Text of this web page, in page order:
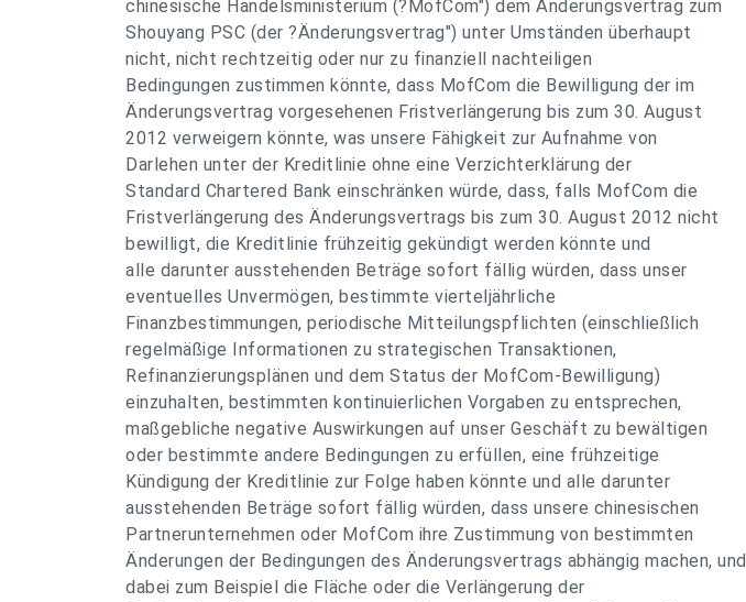
chinesische Handelsministerium (?MofCom") dem Änderungsvertrag zum
Shouyang PSC (der ?Änderungsvertrag") unter Umständen überhaupt
nicht, nicht rechtzeitig oder nur zu finanziell nachteiligen
Bedingungen zustimmen könnte, dass MofCom die Bewilligung der im
Änderungsvertrag vorgesehenen Fristverlängerung bis zum 30. August
2012 verweigern könnte, was unsere Fähigkeit zur Aufnahme von
Darlehen unter der Kreditlinie ohne eine Verzichterklärung der
Standard Chartered Bank einschränken würde, dass, falls MofCom die
Fristverlängerung des Änderungsvertrags bis zum 30. August 2012 nicht
bewilligt, die Kreditlinie frühzeitig gekündigt werden könnte und
alle darunter ausstehenden Beträge sofort fällig würden, dass unser
eventuelles Unvermögen, bestimmte vierteljährliche
Finanzbestimmungen, periodische Mitteilungspflichten (einschließlich
regelmäßige Informationen zu strategischen Transaktionen,
Refinanzierungsplänen und dem Status der MofCom-Bewilligung)
einzuhalten, bestimmten kontinuierlichen Vorgaben zu entsprechen,
maßgebliche negative Auswirkungen auf unser Geschäft zu bewältigen
oder bestimmte andere Bedingungen zu erfüllen, eine frühzeitige
Kündigung der Kreditlinie zur Folge haben könnte und alle darunter
ausstehenden Beträge sofort fällig würden, dass unsere chinesischen
Partnerunternehmen oder MofCom ihre Zustimmung von bestimmten
Änderungen der Bedingungen des Änderungsvertrags abhängig machen, und
dabei zum Beispiel die Fläche oder die Verlängerung der